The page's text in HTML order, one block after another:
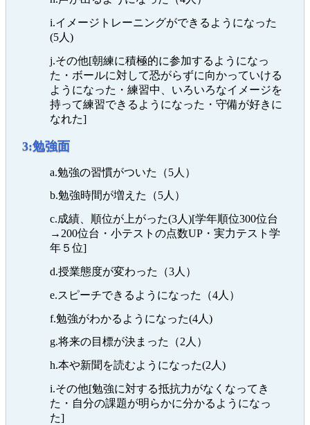
i.イメージトレーニングができるようになった
(5人)
j.その他[朝練に積極的に参加するようになっ
た・ボールに対して恐がらずに向かっていける
ようになった・練習中、いろいろなイメージを
持って練習できるようになった・守備が好きに
なれた]
3:勉強面
a.勉強の習慣がついた（5人）
b.勉強時間が増えた（5人）
c.成績、順位が上がった(3人)[学年順位300位台
→200位台・小テストの点数UP・実力テスト学
年５位]
d.授業態度が変わった（3人）
e.スピーチできるようになった（4人）
f.勉強がわかるようになった(4人)
g.将来の目標が決まった（2人）
h.本や新聞を読むようになった(2人)
i.その他[勉強に対する抵抗力がなくなってき
た・自分の課題が明らかに分かるようになっ
た]